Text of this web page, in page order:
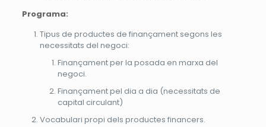
Programa:
Tipus de productes de finançament segons les
necessitats del negoci:
Finançament per la posada en marxa del
negoci.
Finançament pel dia a dia (necessitats de
capital circulant)
Vocabulari propi dels productes financers.